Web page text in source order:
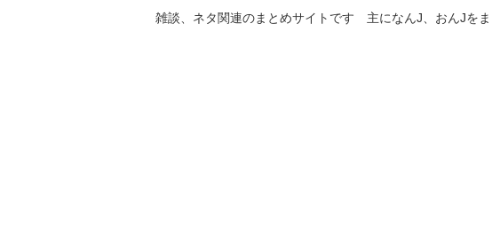
雑談、ネタ関連のまとめサイトです 主になんJ、おんJを